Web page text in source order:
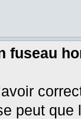
fuseau
peut